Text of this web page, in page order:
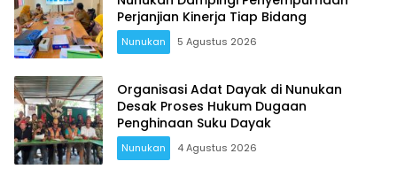
Perjanjian Kinerja Tiap Bidang
Nunukan 5 Agustus 2026
Organisasi Adat Dayak di Nunukan
Desak Proses Hukum Dugaan
Penghinaan Suku Dayak
Nunukan 4 Agustus 2026